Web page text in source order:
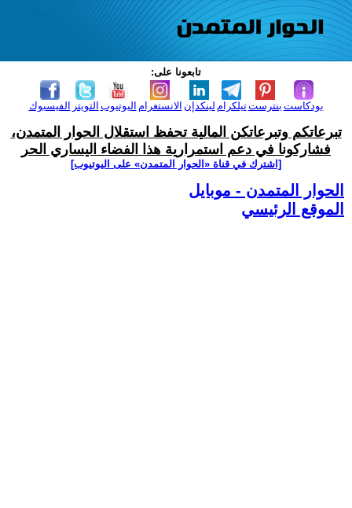
تابعونا على:
الفيسبوك التويتر اليوتيوب الانستغرام لينكدإن تيلكرامبنترست بودكاست
تبرعاتكم وتبرعاتكن المالية تحفظ استقلال الحوار المتمدن،
فشاركونا في دعم استمرارية هذا الفضاء اليساري الحر
[اشترك في قناة ‫«الحوار المتمدن» على اليوتيوب]
الحوار المتمدن - موبايل
الموقع الرئيسي